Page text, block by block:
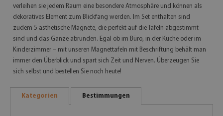
verleihen sie jedem Raum eine besondere Atmosphäre und können als
dekoratives Element zum Blickfang werden. Im Set enthalten sind
zudem 5 ästhetische Magnete, die perfekt auf die Tafeln abgestimmt
sind und das Ganze abrunden. Egal ob im Büro, in der Küche oder im
Kinderzimmer – mit unseren Magnettafeln mit Beschriftung behält man
immer den Überblick und spart sich Zeit und Nerven. Überzeugen Sie
sich selbst und bestellen Sie noch heute!
Kategorien Bestimmungen